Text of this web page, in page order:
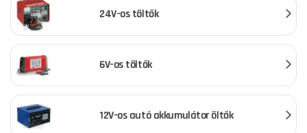
24V-os töltők
6V-os töltők
12V-os autó akkumulátor öltők